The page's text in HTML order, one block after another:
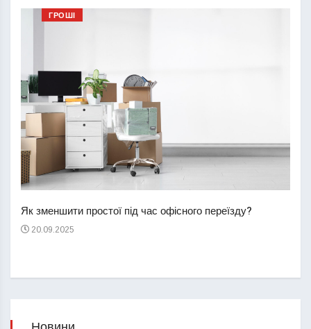
ГРОШІ
Як зменшити простої під час офісного переїзду?
20.09.2025